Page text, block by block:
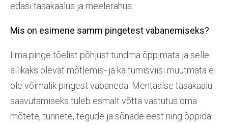
edasi tasakaalus ja meelerahus.
Mis on esimene samm pingetest vabanemiseks?
Ilma pinge tõelist põhjust tundma õppimata ja selle
allikaks olevat mõtlemis- ja käitumisviisi muutmata ei
ole võimalik pingest vabaneda. Mentaalse tasakaalu
saavutamiseks tuleb esmalt võtta vastutus oma
mõtete, tunnete, tegude ja sõnade eest ning õppida